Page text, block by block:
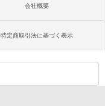
会社概要
特定商取引法に基づく表示